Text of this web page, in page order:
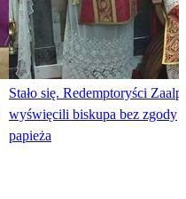
Stało się. Redemptoryści
wyświęcili biskupa bez zgody
papieża